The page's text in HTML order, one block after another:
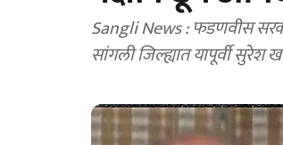
Sangli News : फडणवीस
सांगली जिल्ह्यात यापूर्वी